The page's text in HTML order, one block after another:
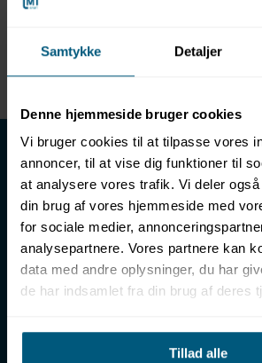
Samtykke Detaljer
Denne hjemmeside bruger cookies
Vi bruger cookies til at tilpasse vores
annoncer, til at vise dig funktioner til
at analysere vores trafik. Vi deler
din brug af vores hjemmeside med
for sociale medier,
analysepartnere. Vores partnere kan
data med andre oplysninger, du har
de har indsamlet fra din brug af deres
Tillad alle
Enhed
LML SPORT - Alt til vand
LML SPORT er en engrosforhandler af alt
sortiment omfatter f.eks. badetøj,
vandleg og vandsport, vandbehandling
til vådrum, sauna & spa. Vores kunder er
badelande, friluftsbade, campingpladser,
idrætshaller og skoler. Vælg os som din
over 50 års erfaring i branchen og tilbyder